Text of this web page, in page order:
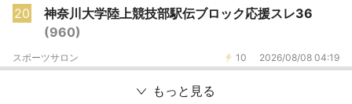
20
神奈川大学陸上競技部駅伝ブロック応援スレ36
(960)
10 2026/08/08 04:19
スポーツサロン
もっと見る